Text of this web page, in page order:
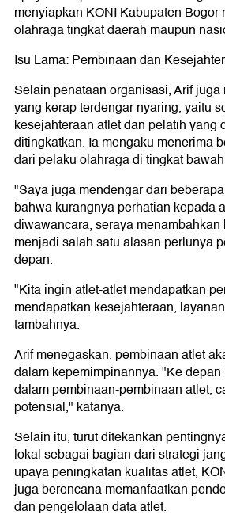
menyiapkan KONI Kabupaten
olahraga tingkat daerah maupun
Isu Lama: Pembinaan dan
Selain penataan organisasi, Arif
yang kerap terdengar nyaring, yaitu
kesejahteraan atlet dan pelatih yang
ditingkatkan. Ia mengaku menerima
dari pelaku olahraga di tingkat
"Saya juga mendengar dari
bahwa kurangnya perhatian kepada
diwawancara, seraya
menjadi salah satu alasan perlunya
depan.
"Kita ingin atlet-atlet mendapatkan
mendapatkan kesejahteraan,
tambahnya.
Arif menegaskan, pembinaan atlet
dalam kepemimpinannya. "Ke
dalam pembinaan-pembinaan atlet,
potensial," katanya.
Selain itu, turut ditekankan
lokal sebagai bagian dari strategi
upaya peningkatan kualitas atlet,
juga berencana memanfaatkan
dan pengelolaan data atlet.